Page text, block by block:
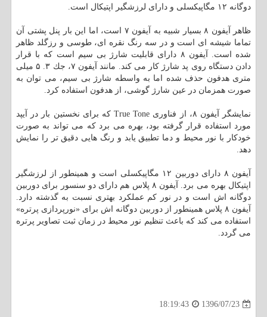
دوگانه ۱۲ مگاپیكسلی و دارای لرزشگیر اپتیكال است.
ظاهر آیفون ۸ بسیار شبیه به آیفون ۷ است، اما این بار پنل پشتی آن
تماما شیشه ای است و در سه رنگ نقره ای، طوسی و رزگلد ظاهر
شده است. آیفون ۸ دارای قابلیت شارژ بی سیم است كه با قرار
دادن دستگاه روی پد شارژ كار می كند. مانند آیفون ۷، جك ۳. ۵ میلی
متری هدفون حذف شده اما به واسطه شارژ بی سیم، می توان به
صورت همزمان در عین شارژ گوشی، از هدفون استفاده كرد.
نمایشگر آیفون ۸، از فناوری True Tone كه برای نخستین بار در آیپد
مورد استفاده قرار گرفته بود، بهره می برد كه می تواند به صورت
خودكار با نور محیط و دما تطبیق یابد و رنگ هایی دقیق تر را نمایش
دهد.
آیفون ۸ دارای دوربین ۱۲ مگاپیكسلی است و همینطور از لرزشگیر
اپتیكال بهره می برد. آیفون ۸ پلاس هم دارای دو سنسور برای دوربین
دوگانه اش است و در نور كم عملكرد بهتری نسبت به گذشته دارد.
آیفون ۸ پلاس همینطور از دوربین دوگانه اش برای «نورپردازی پرتره»
استفاده می كند كه باعث تنظیم نور محیط در زمان ثبت تصاویر پرتره
می گردد.
1396/07/23
18:19:43